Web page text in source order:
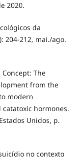
2020.
da
204-212, mai./ago.
Concept: The
from the
modern
hormones.
Unidos, p.
no contexto